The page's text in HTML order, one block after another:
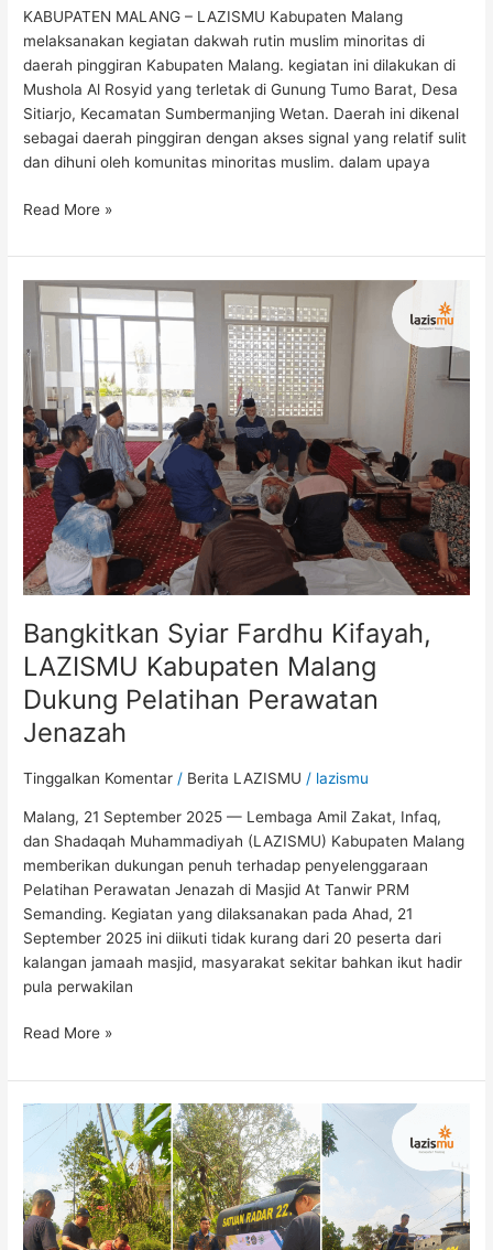
KABUPATEN MALANG – LAZISMU Kabupaten Malang
melaksanakan kegiatan dakwah rutin muslim minoritas di
daerah pinggiran Kabupaten Malang. kegiatan ini dilakukan di
Mushola Al Rosyid yang terletak di Gunung Tumo Barat, Desa
Sitiarjo, Kecamatan Sumbermanjing Wetan. Daerah ini dikenal
sebagai daerah pinggiran dengan akses signal yang relatif sulit
dan dihuni oleh komunitas minoritas muslim. dalam upaya
Read More »
Bangkitkan Syiar Fardhu Kifayah,
LAZISMU Kabupaten Malang
Dukung Pelatihan Perawatan
Jenazah
Tinggalkan Komentar / Berita LAZISMU / lazismu
Malang, 21 September 2025 — Lembaga Amil Zakat, Infaq,
dan Shadaqah Muhammadiyah (LAZISMU) Kabupaten Malang
memberikan dukungan penuh terhadap penyelenggaraan
Pelatihan Perawatan Jenazah di Masjid At Tanwir PRM
Semanding. Kegiatan yang dilaksanakan pada Ahad, 21
September 2025 ini diikuti tidak kurang dari 20 peserta dari
kalangan jamaah masjid, masyarakat sekitar bahkan ikut hadir
pula perwakilan
Bangkitkan
Syiar
Fardhu
Kifayah,
LAZISMU
Kabupaten
Malang
Dukung
Pelatihan
Perawatan
Jenazah
Read More »
LAZISMU
Kabupaten
Malang
Salurkan
5.000
Liter